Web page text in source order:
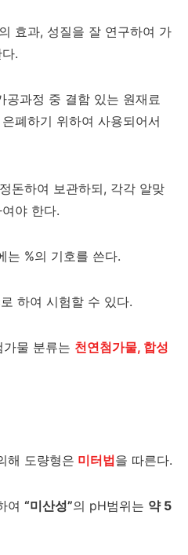
효과, 성질을 잘 연구하여 가
.
공과정 중 결함 있는 원재료
폐하기 위하여 사용되어서
돈하여 보관하되, 각각 알맞
야 한다.
는 %의 기호를 쓴다.
로 하여 시험할 수 있다.
물 분류는 천연첨가물, 합성
해 도량형은 미터법을 따른다.
여 “미산성”의 pH범위는 약5